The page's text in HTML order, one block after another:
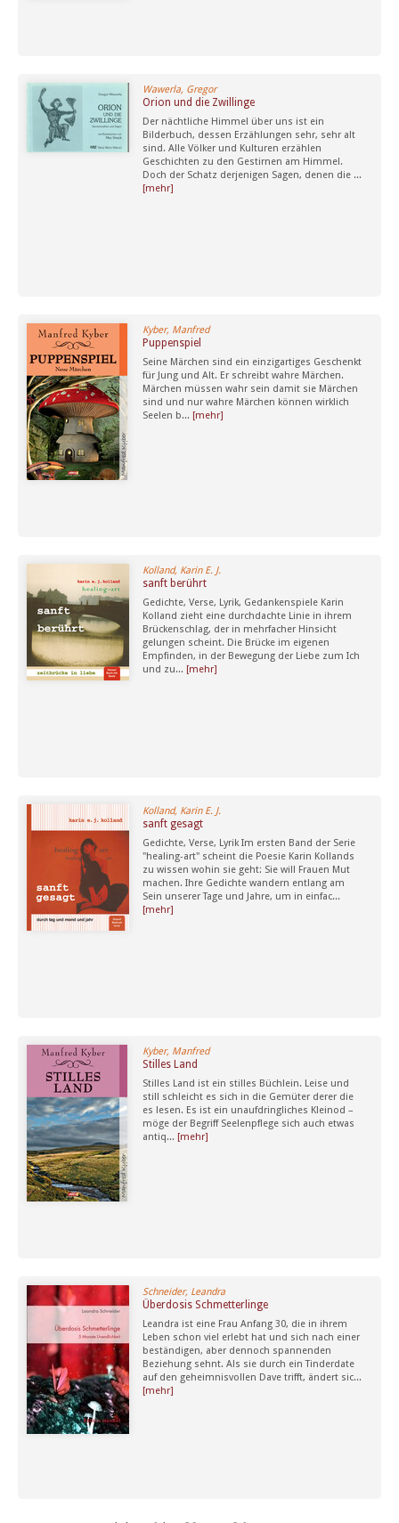
Wawerla, Gregor
Orion und die Zwillinge
Der nächtliche Himmel über uns ist ein
Bilderbuch, dessen Erzählungen sehr, sehr alt
sind. Alle Völker und Kulturen erzählen
Geschichten zu den Gestirnen am Himmel.
Doch der Schatz derjenigen Sagen, denen die ...
[mehr]
Kyber, Manfred
Puppenspiel
Seine Märchen sind ein einzigartiges Geschenkt
für Jung und Alt. Er schreibt wahre Märchen.
Märchen müssen wahr sein damit sie Märchen
sind und nur wahre Märchen können wirklich
Seelen b... [mehr]
Kolland, Karin E. J.
sanft berührt
Gedichte, Verse, Lyrik, Gedankenspiele Karin
Kolland zieht eine durchdachte Linie in ihrem
Brückenschlag, der in mehrfacher Hinsicht
gelungen scheint. Die Brücke im eigenen
Empfinden, in der Bewegung der Liebe zum Ich
und zu... [mehr]
Kolland, Karin E. J.
sanft gesagt
Gedichte, Verse, Lyrik Im ersten Band der Serie
"healing-art" scheint die Poesie Karin Kollands
zu wissen wohin sie geht: Sie will Frauen Mut
machen. Ihre Gedichte wandern entlang am
Sein unserer Tage und Jahre, um in einfac...
[mehr]
Kyber, Manfred
Stilles Land
Stilles Land ist ein stilles Büchlein. Leise und
still schleicht es sich in die Gemüter derer die
es lesen. Es ist ein unaufdringliches Kleinod –
möge der Begriff Seelenpflege sich auch etwas
antiq... [mehr]
Schneider, Leandra
Überdosis Schmetterlinge
Leandra ist eine Frau Anfang 30, die in ihrem
Leben schon viel erlebt hat und sich nach einer
beständigen, aber dennoch spannenden
Beziehung sehnt. Als sie durch ein Tinderdate
auf den geheimnisvollen Dave trifft, ändert sic...
[mehr]